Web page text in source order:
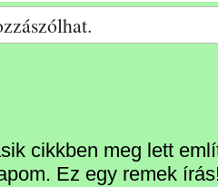
cikkben meg lett
Ez egy remek